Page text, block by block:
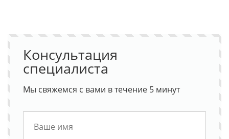
Консультация
специалиста
Мы свяжемся с вами в течение 5 минут